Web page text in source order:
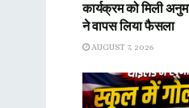
कार्यक्रम को मिली
ने वापस लिया फैसला
AUGUST 7, 2026